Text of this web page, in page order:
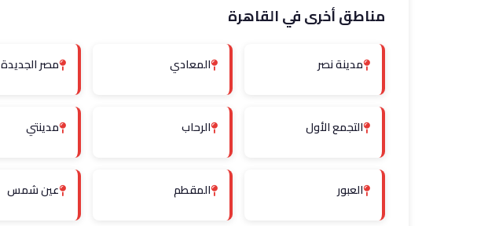
مناطق أخرى في القاهرة
مدينة نصر المعادي مصر الجديدة
التجمع الأول الرحاب مدينتي
العبور المقطم عين شمس